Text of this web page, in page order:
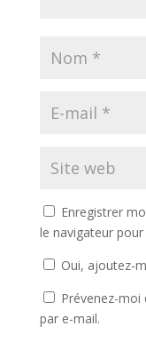
Enregistrer
le navigateur
Oui, ajoutez-
Prévenez-
par e-mail.